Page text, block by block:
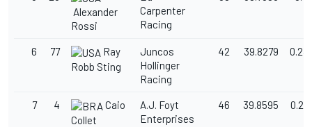
Alexander
Rossi
Carpenter
Racing
6 77
Ray
Robb Sting
Juncos
Hollinger
Racing
42 39.8279
7 4
Caio
Collet
A.J. Foyt
Enterprises
46 39.8595